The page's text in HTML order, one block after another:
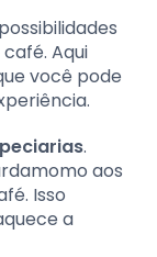
Aqui
você pode
.
aos
Isso
a